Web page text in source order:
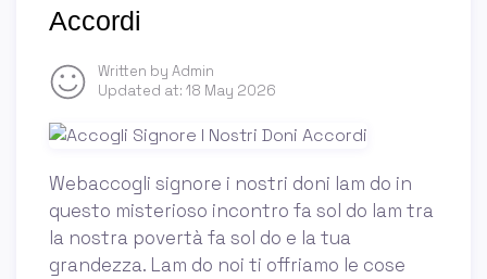
Accordi
Written by Admin
Updated at: 18 May 2026
Webaccogli signore i nostri doni lam do in
questo misterioso incontro fa sol do lam tra
la nostra povertà fa sol do e la tua
grandezza. Lam do noi ti offriamo le cose